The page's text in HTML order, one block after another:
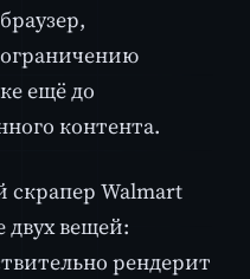
ещё до
контента.
скрапер Walmart
двух вещей:
рендерит